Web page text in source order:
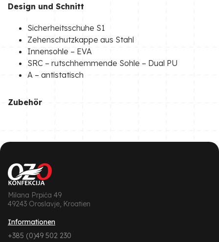
Design und Schnitt
Sicherheitsschuhe S1
Zehenschutzkappe aus Stahl
Innensohle – EVA
SRC – rutschhemmende Sohle – Dual PU
A – antistatisch
Zubehör
Milana Prpića 49
49243 Oroslavje, Kroatien
Informationen
+385 (0)49 502 230